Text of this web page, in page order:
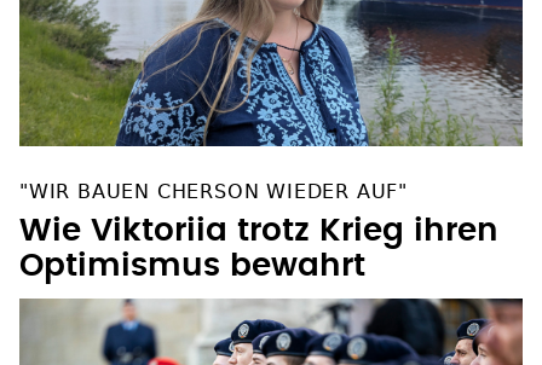
"WIR BAUEN CHERSON WIEDER AUF"
Wie Viktoriia trotz Krieg ihren
Optimismus bewahrt